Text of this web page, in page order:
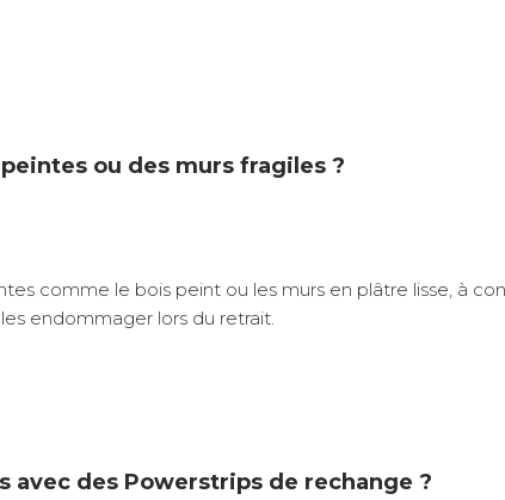
ou des murs fragiles ?
comme le bois peint ou les murs en plâtre lisse, à
endommager lors du retrait.
des Powerstrips de rechange ?